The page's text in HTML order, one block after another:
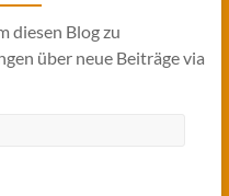
diesen Blog zu
über neue Beiträge via